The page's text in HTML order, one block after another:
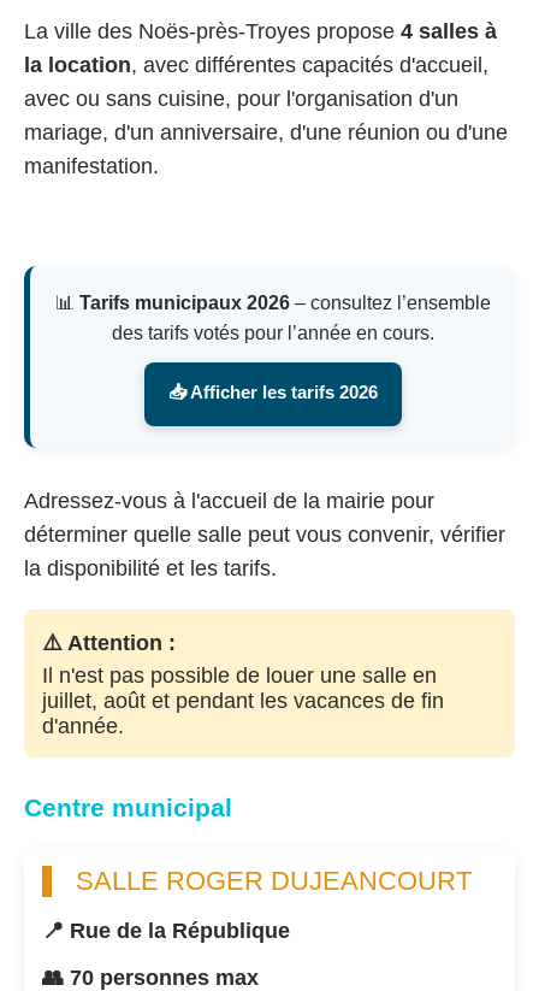
La ville des Noës-près-Troyes propose 4 salles à
la location, avec différentes capacités d'accueil,
avec ou sans cuisine, pour l'organisation d'un
mariage, d'un anniversaire, d'une réunion ou d'une
manifestation.
📊 Tarifs municipaux 2026– consultez l’ensemble
des tarifs votés pour l’année en cours.
📥 Afficher les tarifs 2026
Adressez-vous à l'accueil de la mairie pour
déterminer quelle salle peut vous convenir, vérifier
la disponibilité et les tarifs.
⚠️ Attention :
Il n'est pas possible de louer une salle en
juillet, août et pendant les vacances de fin
d'année.
Centre municipal
SALLE ROGER DUJEANCOURT
📍 Rue de la République
👥 70 personnes max